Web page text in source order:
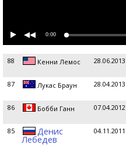
0:00
88 Кенни Лемос 28.06.2013
87 Лукас Браун 28.04.2013
86 Бобби Ганн 07.04.2012
85 Денис
Лебедев
04.11.2011